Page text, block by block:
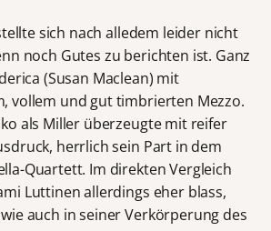
sich nach alledem leider nicht
noch Gutes zu berichten ist. Ganz
(Susan Maclean) mit
vollem und gut timbrierten Mezzo.
als Miller überzeugte mit reifer
herrlich sein Part in dem
Quartett. Im direkten Vergleich
Luttinen allerdings eher blass,
auch in seiner Verkörperung des